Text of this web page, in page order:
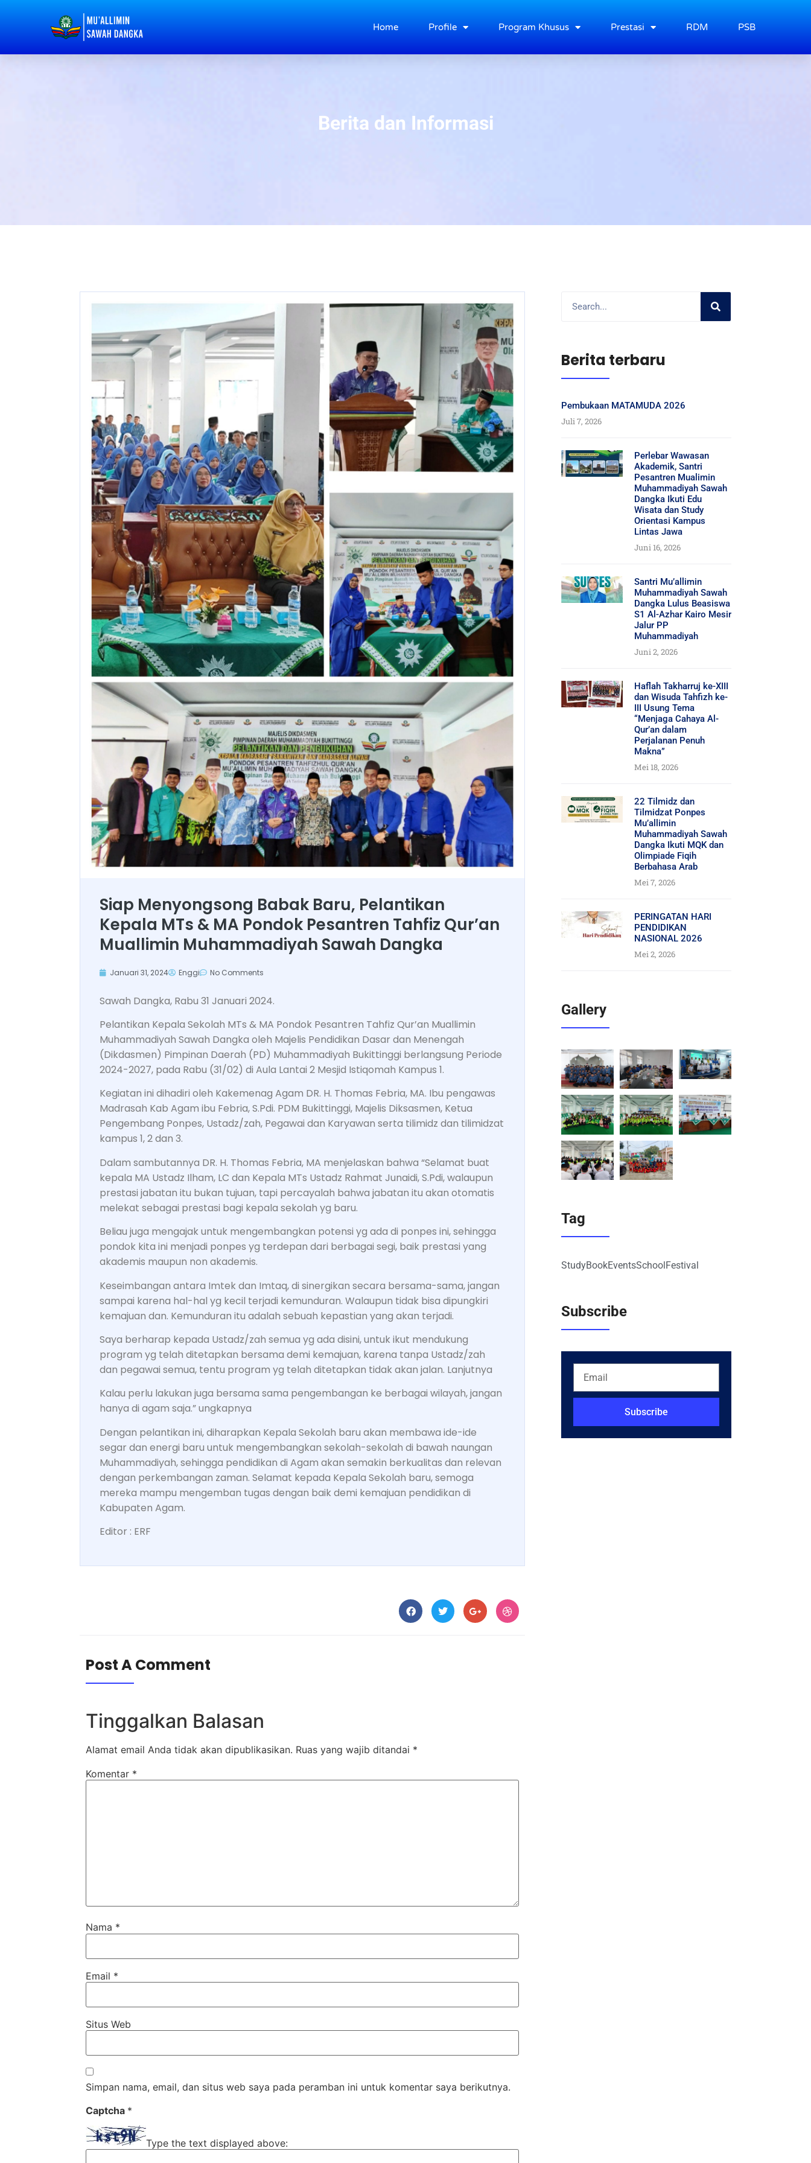
Home Profile Program Khusus Prestasi RDM PSB
Berita dan Informasi
Siap Menyongsong Babak Baru, Pelantikan
Kepala MTs & MA Pondok Pesantren Tahfiz Qur’an
Muallimin Muhammadiyah Sawah Dangka
Januari 31, 2024 Enggi No Comments
Sawah Dangka, Rabu 31 Januari 2024.
Pelantikan Kepala Sekolah MTs & MA Pondok Pesantren Tahfiz Qur’an Muallimin
Muhammadiyah Sawah Dangka oleh Majelis Pendidikan Dasar dan Menengah
(Dikdasmen) Pimpinan Daerah (PD) Muhammadiyah Bukittinggi berlangsung Periode
2024-2027, pada Rabu (31/02) di Aula Lantai 2 Mesjid Istiqomah Kampus 1.
Kegiatan ini dihadiri oleh Kakemenag Agam DR. H. Thomas Febria, MA. Ibu pengawas
Madrasah Kab Agam ibu Febria, S.Pdi. PDM Bukittinggi, Majelis Diksasmen, Ketua
Pengembang Ponpes, Ustadz/zah, Pegawai dan Karyawan serta tilimidz dan tilimidzat
kampus 1, 2 dan 3.
Dalam sambutannya DR. H. Thomas Febria, MA menjelaskan bahwa “Selamat buat
kepala MA Ustadz Ilham, LC dan Kepala MTs Ustadz Rahmat Junaidi, S.Pdi, walaupun
prestasi jabatan itu bukan tujuan, tapi percayalah bahwa jabatan itu akan otomatis
melekat sebagai prestasi bagi kepala sekolah yg baru.
Beliau juga mengajak untuk mengembangkan potensi yg ada di ponpes ini, sehingga
pondok kita ini menjadi ponpes yg terdepan dari berbagai segi, baik prestasi yang
akademis maupun non akademis.
Keseimbangan antara Imtek dan Imtaq, di sinergikan secara bersama-sama, jangan
sampai karena hal-hal yg kecil terjadi kemunduran. Walaupun tidak bisa dipungkiri
kemajuan dan. Kemunduran itu adalah sebuah kepastian yang akan terjadi.
Saya berharap kepada Ustadz/zah semua yg ada disini, untuk ikut mendukung
program yg telah ditetapkan bersama demi kemajuan, karena tanpa Ustadz/zah
dan pegawai semua, tentu program yg telah ditetapkan tidak akan jalan. Lanjutnya
Kalau perlu lakukan juga bersama sama pengembangan ke berbagai wilayah, jangan
hanya di agam saja.” ungkapnya
Dengan pelantikan ini, diharapkan Kepala Sekolah baru akan membawa ide-ide
segar dan energi baru untuk mengembangkan sekolah-sekolah di bawah naungan
Muhammadiyah, sehingga pendidikan di Agam akan semakin berkualitas dan relevan
dengan perkembangan zaman. Selamat kepada Kepala Sekolah baru, semoga
mereka mampu mengemban tugas dengan baik demi kemajuan pendidikan di
Kabupaten Agam.
Editor : ERF
Post A Comment
Tinggalkan Balasan
Alamat email Anda tidak akan dipublikasikan. Ruas yang wajib ditandai *
Komentar *
Nama *
Email *
Situs Web
Simpan nama, email, dan situs web saya pada peramban ini untuk komentar saya berikutnya.
Captcha *
Type the text displayed above:
Berita terbaru
Pembukaan MATAMUDA 2026
Juli 7, 2026
Perlebar Wawasan
Akademik, Santri
Pesantren Mualimin
Muhammadiyah Sawah
Dangka Ikuti Edu
Wisata dan Study
Orientasi Kampus
Lintas Jawa
Juni 16, 2026
Santri Mu’allimin
Muhammadiyah Sawah
Dangka Lulus Beasiswa
S1 Al-Azhar Kairo Mesir
Jalur PP
Muhammadiyah
Juni 2, 2026
Haflah Takharruj ke-XIII
dan Wisuda Tahfizh ke-
III Usung Tema
“Menjaga Cahaya Al-
Qur’an dalam
Perjalanan Penuh
Makna”
Mei 18, 2026
22 Tilmidz dan
Tilmidzat Ponpes
Mu’allimin
Muhammadiyah Sawah
Dangka Ikuti MQK dan
Olimpiade Fiqih
Berbahasa Arab
Mei 7, 2026
PERINGATAN HARI
PENDIDIKAN
NASIONAL 2026
Mei 2, 2026
Gallery
Tag
StudyBookEventsSchool Festival
Subscribe
Subscribe